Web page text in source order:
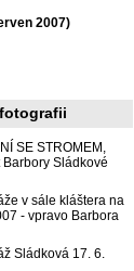
2007)
SE STROMEM,
Sládkové
v sále kláštera na
- vpravo Barbora
Sládková 17. 6.